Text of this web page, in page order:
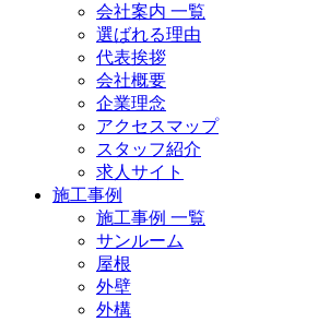
会社案内 一覧
選ばれる理由
代表挨拶
会社概要
企業理念
アクセスマップ
スタッフ紹介
求人サイト
施工事例
施工事例 一覧
サンルーム
屋根
外壁
外構